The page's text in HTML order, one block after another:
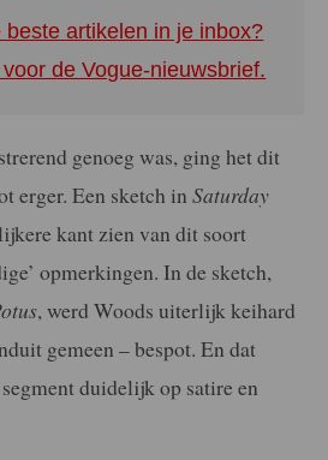
beste artikelen in je inbox?
de Vogue-nieuwsbrief.
genoeg was, ging het dit
erger. Een sketch in Saturday
kant zien van dit soort
opmerkingen. In de sketch,
, werd Woods uiterlijk keihard
gemeen – bespot. En dat
duidelijk op satire en